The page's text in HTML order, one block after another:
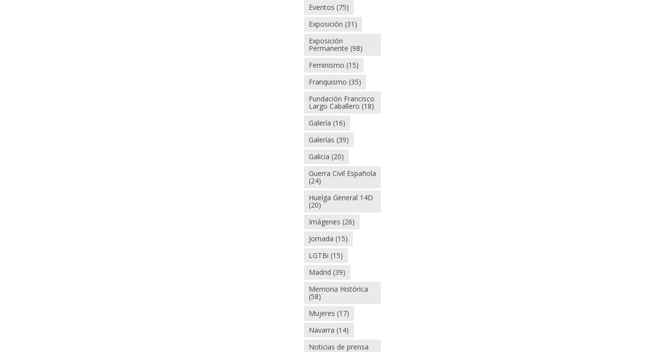
Eventos (75)
Exposición (31)
Exposición
Permanente (98)
Feminismo (15)
Franquismo (35)
Fundación Francisco
Largo Caballero (18)
Galería (16)
Galerías (39)
Galicia (20)
Guerra Civil Española
(24)
Huelga General 14D
(20)
Imágenes (26)
Jornada (15)
LGTBi (15)
Madrid (39)
Memoria Histórica
(58)
Mujeres (17)
Navarra (14)
Noticias de prensa